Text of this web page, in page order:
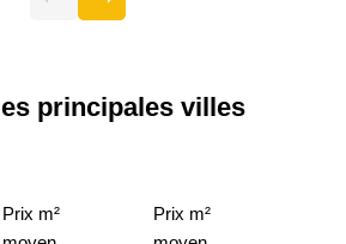
principales villes
Prix m²
Prix m²